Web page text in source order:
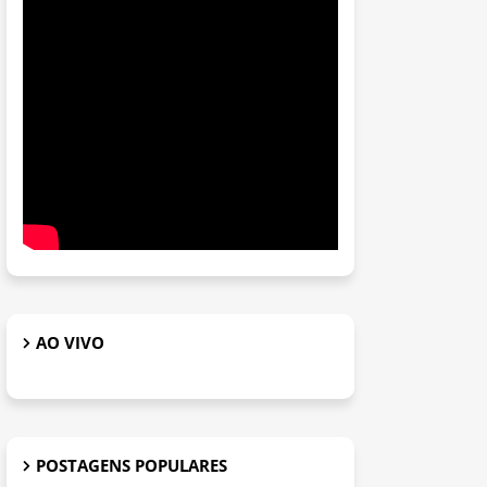
AO VIVO
POSTAGENS POPULARES